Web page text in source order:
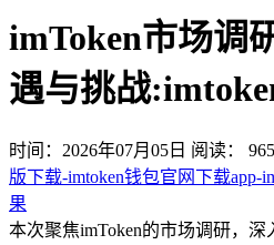
imToken市场调
遇与挑战
时间：2026年07月05日 阅读： 965
版下载-imtoken钱包官网下载app-
果
本次聚焦imToken的市场调研，